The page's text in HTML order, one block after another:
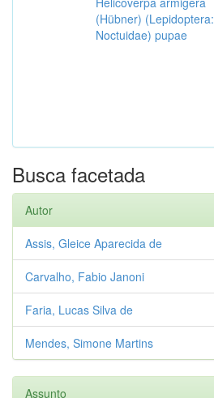
(Hübner) (Lepidoptera:
Noctuidae) pupae
Busca facetada
Autor
Assis, Gleice Aparecida de
Carvalho, Fabio Janoni
Faria, Lucas Silva de
Mendes, Simone Martins
Assunto